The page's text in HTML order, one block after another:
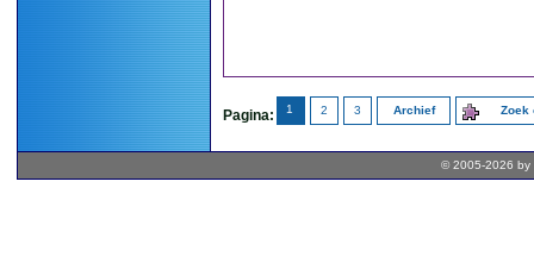
Pagina: 1 2 3 Archief Zoek
© 2005-2026 by